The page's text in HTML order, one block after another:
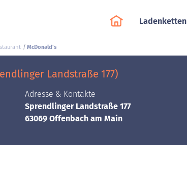
Ladenketten
McDonald's
Landstraße 177)
Adresse & Kontakte
Sprendlinger Landstraße 177
63069 Offenbach am Main